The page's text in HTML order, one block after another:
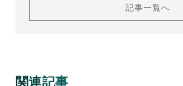
記事一覧へ
関連記事